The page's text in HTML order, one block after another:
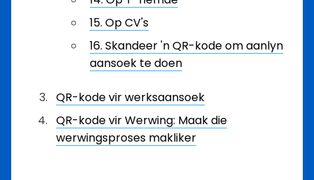
15. Op CV's
16. Skandeer 'n QR-kode om aanlyn
aansoek te doen
QR-kode vir werksaansoek
QR-kode vir Werwing: Maak die
werwingsproses makliker